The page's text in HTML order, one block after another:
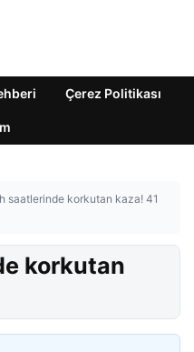
Çerez Politikası
saatlerinde korkutan kaza! 41
korkutan